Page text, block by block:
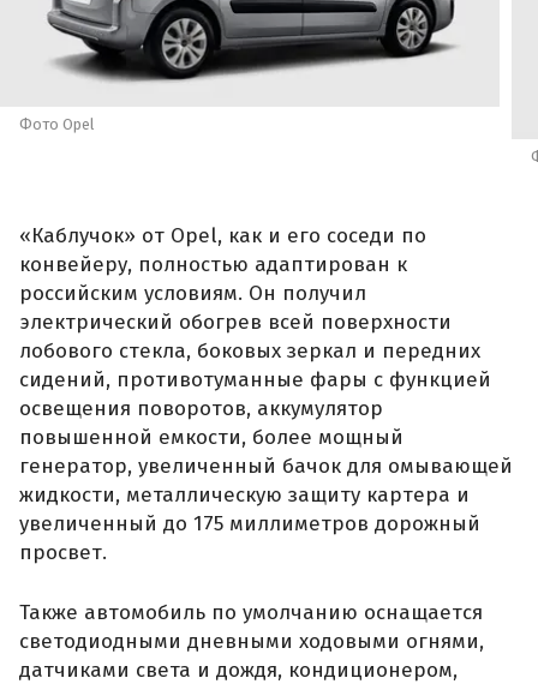
Фото Opel
«Каблучок» от Opel, как и его соседи по
конвейеру, полностью адаптирован к
российским условиям. Он получил
электрический обогрев всей поверхности
лобового стекла, боковых зеркал и передних
сидений, противотуманные фары с функцией
освещения поворотов, аккумулятор
повышенной емкости, более мощный
генератор, увеличенный бачок для омывающей
жидкости, металлическую защиту картера и
увеличенный до 175 миллиметров дорожный
просвет.
Также автомобиль по умолчанию оснащается
светодиодными дневными ходовыми огнями,
датчиками света и дождя, кондиционером,